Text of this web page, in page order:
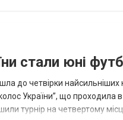
стали юні
до четвірки
України”, що
турнір на четвертому